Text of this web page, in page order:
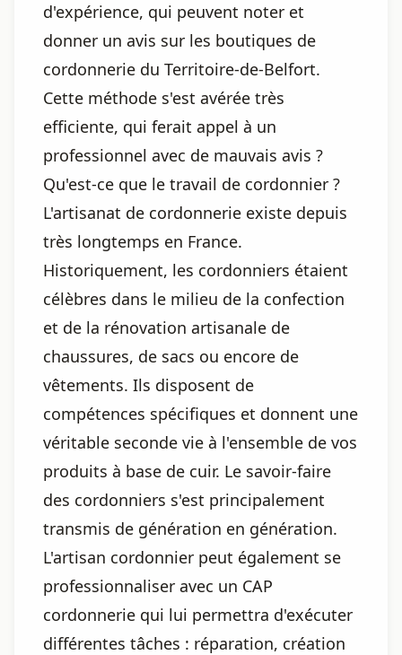
d'expérience, qui peuvent noter et
donner un avis sur les boutiques de
cordonnerie du Territoire-de-Belfort.
Cette méthode s'est avérée très
efficiente, qui ferait appel à un
professionnel avec de mauvais avis ?
Qu'est-ce que le travail de cordonnier ?
L'artisanat de cordonnerie existe depuis
très longtemps en France.
Historiquement, les cordonniers étaient
célèbres dans le milieu de la confection
et de la rénovation artisanale de
chaussures, de sacs ou encore de
vêtements. Ils disposent de
compétences spécifiques et donnent une
véritable seconde vie à l'ensemble de vos
produits à base de cuir. Le savoir-faire
des cordonniers s'est principalement
transmis de génération en génération.
L'artisan cordonnier peut également se
professionnaliser avec un CAP
cordonnerie qui lui permettra d'exécuter
différentes tâches : réparation, création